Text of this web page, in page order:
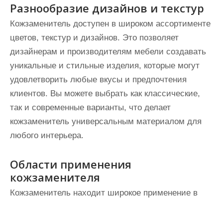
Разнообразие дизайнов и текстур
Кожзаменитель доступен в широком ассортименте
цветов, текстур и дизайнов. Это позволяет
дизайнерам и производителям мебели создавать
уникальные и стильные изделия, которые могут
удовлетворить любые вкусы и предпочтения
клиентов. Вы можете выбрать как классические,
так и современные варианты, что делает
кожзаменитель универсальным материалом для
любого интерьера.
Области применения
кожзаменителя
Кожзаменитель находит широкое применение в